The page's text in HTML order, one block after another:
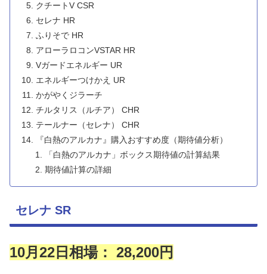
クチートV CSR
セレナ HR
ふりそで HR
アローラロコンVSTAR HR
Vガードエネルギー UR
エネルギーつけかえ UR
かがやくジラーチ
チルタリス（ルチア） CHR
テールナー（セレナ） CHR
『白熱のアルカナ』購入おすすめ度（期待値分析）
「白熱のアルカナ」ボックス期待値の計算結果
期待値計算の詳細
セレナ SR
10月22日相場： 28,200円